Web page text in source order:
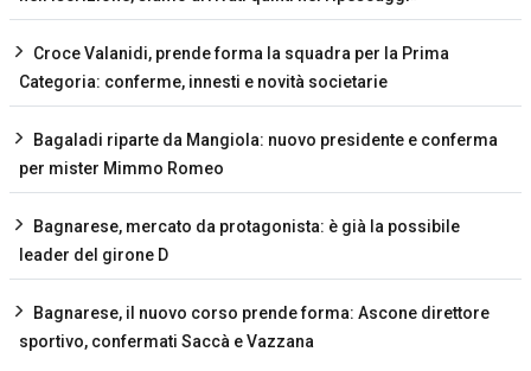
Croce Valanidi, prende forma la squadra per la Prima
Categoria: conferme, innesti e novità societarie
Bagaladi riparte da Mangiola: nuovo presidente e conferma
per mister Mimmo Romeo
Bagnarese, mercato da protagonista: è già la possibile
leader del girone D
Bagnarese, il nuovo corso prende forma: Ascone direttore
sportivo, confermati Saccà e Vazzana